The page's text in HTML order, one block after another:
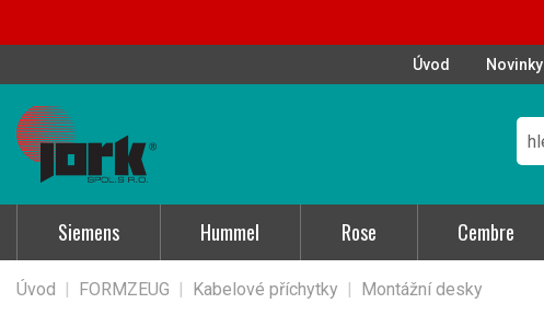
Úvod Novinky
Siemens Hummel Rose Cembre
Úvod | FORMZEUG | Kabelové příchytky | Montážní desky